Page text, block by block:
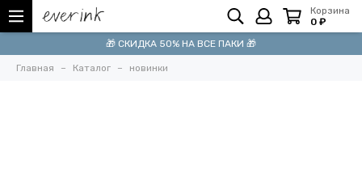
Корзина
0 ₽
🎁 СКИДКА 50% НА ВСЕ ПАКИ 🎁
Главная Каталог новинки